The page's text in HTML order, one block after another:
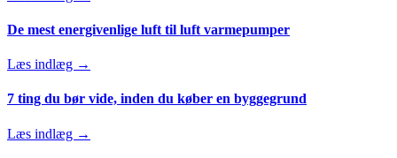
De mest energivenlige luft til luft varmepumper
Læs indlæg →
7 ting du bør vide, inden du køber en byggegrund
Læs indlæg →